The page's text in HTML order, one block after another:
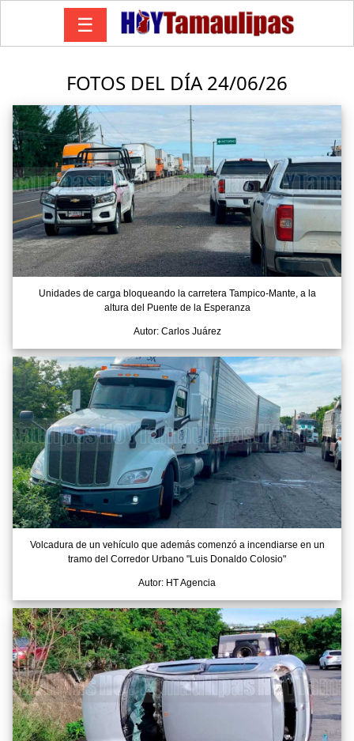
☰
FOTOS DEL DÍA 24/06/26
Unidades de carga bloqueando la carretera Tampico-Mante, a la
altura del Puente de la Esperanza
Autor: Carlos Juárez
Volcadura de un vehículo que además comenzó a incendiarse en un
tramo del Corredor Urbano "Luis Donaldo Colosio"
Autor: HT Agencia